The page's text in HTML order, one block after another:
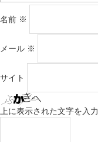
名前 ※
メール ※
サイト
上に表示された文字を入